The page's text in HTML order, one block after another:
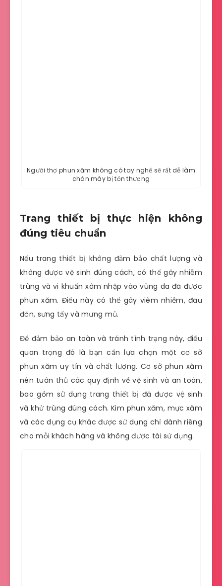
Người thợ phun xăm không có tay nghề sẽ rất dễ làm
chân mày bị tổn thương
Trang thiết bị thực hiện không
đúng tiêu chuẩn
Nếu trang thiết bị không đảm bảo chất lượng và
không được vệ sinh đúng cách, có thể gây nhiễm
trùng và vi khuẩn xâm nhập vào vùng da đã được
phun xăm. Điều này có thể gây viêm nhiễm, đau
đớn, sưng tấy và mưng mủ.
Để đảm bảo an toàn và tránh tình trạng này, điều
quan trọng đó là bạn cần lựa chọn một cơ sở
phun xăm uy tín và chất lượng. Cơ sở phun xăm
nên tuân thủ các quy định về vệ sinh và an toàn,
bao gồm sử dụng trang thiết bị đã được vệ sinh
và khử trùng đúng cách. Kim phun xăm, mực xăm
và các dụng cụ khác được sử dụng chỉ dành riêng
cho mỗi khách hàng và không được tái sử dụng.